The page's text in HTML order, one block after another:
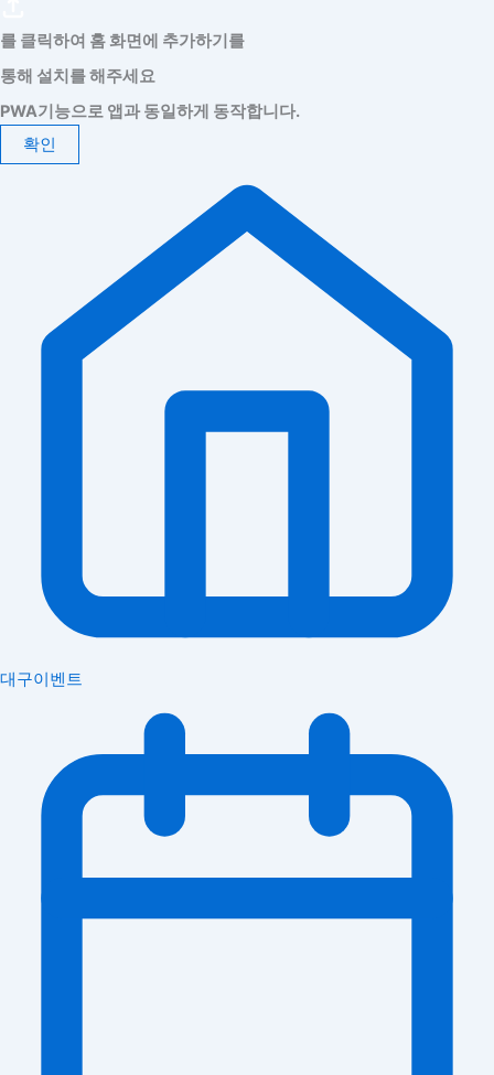
를 클릭하여 홈 화면에 추가하기를
통해 설치를 해주세요
PWA기능으로 앱과 동일하게 동작합니다.
확인
대구이벤트